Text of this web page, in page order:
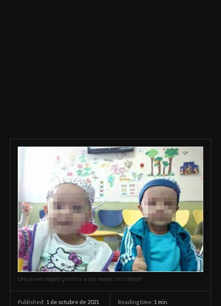
Una joven regala gorritos a los nenes con cáncer
Published: 1 de octubre de 2021 Reading time: 1 min.